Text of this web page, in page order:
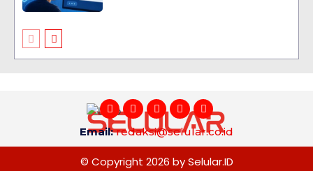
Email:redaksi@selular.co.id
© Copyright 2026 by Selular.ID